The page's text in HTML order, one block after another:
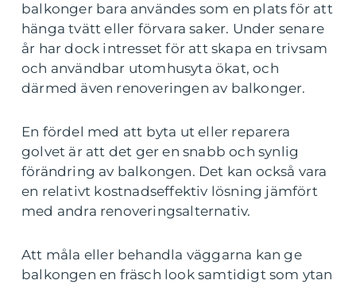
balkonger bara användes som en plats för att
hänga tvätt eller förvara saker. Under senare
år har dock intresset för att skapa en trivsam
och användbar utomhusyta ökat, och
därmed även renoveringen av balkonger.
En fördel med att byta ut eller reparera
golvet är att det ger en snabb och synlig
förändring av balkongen. Det kan också vara
en relativt kostnadseffektiv lösning jämfört
med andra renoveringsalternativ.
Att måla eller behandla väggarna kan ge
balkongen en fräsch look samtidigt som ytan